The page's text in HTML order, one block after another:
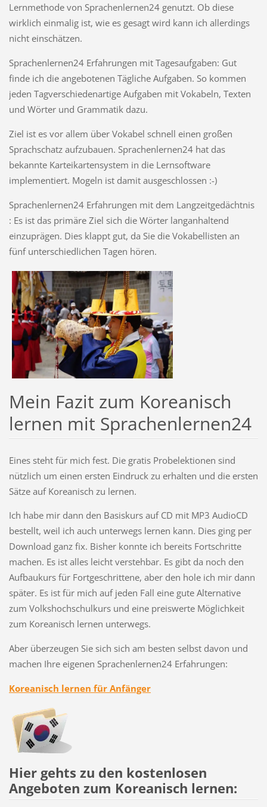
Lernmethode von Sprachenlernen24 genutzt. Ob diese
wirklich einmalig ist, wie es gesagt wird kann ich allerdings
nicht einschätzen.
Sprachenlernen24 Erfahrungen mit Tagesaufgaben: Gut
finde ich die angebotenen Tägliche Aufgaben. So kommen
jeden Tagverschiedenartige Aufgaben mit Vokabeln, Texten
und Wörter und Grammatik dazu.
Ziel ist es vor allem über Vokabel schnell einen großen
Sprachschatz aufzubauen. Sprachenlernen24 hat das
bekannte Karteikartensystem in die Lernsoftware
implementiert. Mogeln ist damit ausgeschlossen :-)
Sprachenlernen24 Erfahrungen mit dem Langzeitgedächtnis
: Es ist das primäre Ziel sich die Wörter langanhaltend
einzuprägen. Dies klappt gut, da Sie die Vokabellisten an
fünf unterschiedlichen Tagen hören.
Mein Fazit zum Koreanisch
lernen mit Sprachenlernen24
Eines steht für mich fest. Die gratis Probelektionen sind
nützlich um einen ersten Eindruck zu erhalten und die ersten
Sätze auf Koreanisch zu lernen.
Ich habe mir dann den Basiskurs auf CD mit MP3 AudioCD
bestellt, weil ich auch unterwegs lernen kann. Dies ging per
Download ganz fix. Bisher konnte ich bereits Fortschritte
machen. Es ist alles leicht verstehbar. Es gibt da noch den
Aufbaukurs für Fortgeschrittene, aber den hole ich mir dann
später. Es ist für mich auf jeden Fall eine gute Alternative
zum Volkshochschulkurs und eine preiswerte Möglichkeit
zum Koreanisch lernen unterwegs.
Aber überzeugen Sie sich sich am besten selbst davon und
machen Ihre eigenen Sprachenlernen24 Erfahrungen:
Koreanisch lernen für Anfänger
Hier gehts zu den kostenlosen
Angeboten zum Koreanisch lernen: